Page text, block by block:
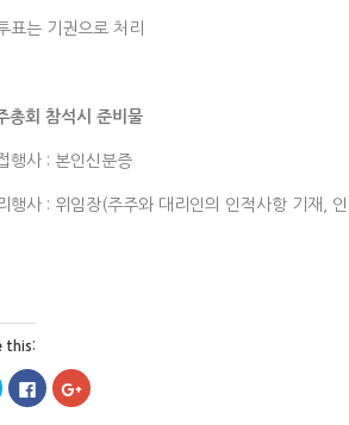
표는 기권으로 처리
총회 참석시 준비물
행사 : 본인신분증
행사 : 위임장(주주와 대리인의 인적사항 기재,
this:
트
페
이
구
글